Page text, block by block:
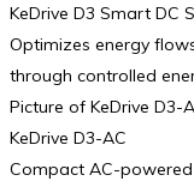
KeDrive D3 Smart DC
Optimizes energy
through controlled
Picture of KeDrive
KeDrive D3-AC
Compact AC-